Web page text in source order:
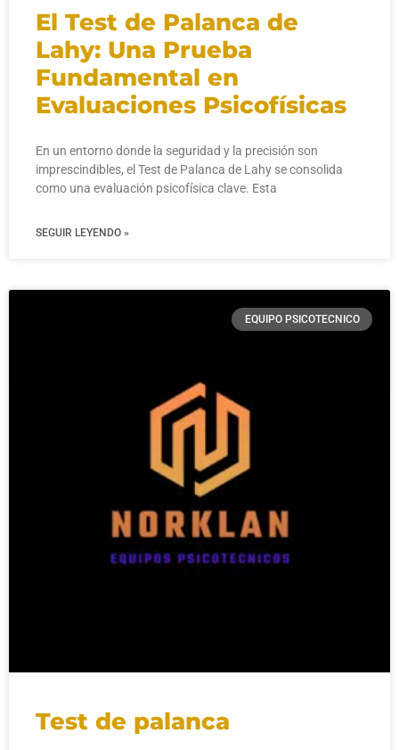
El Test de Palanca de
Lahy: Una Prueba
Fundamental en
Evaluaciones Psicofísicas
En un entorno donde la seguridad y la precisión son
imprescindibles, el Test de Palanca de Lahy se consolida
como una evaluación psicofísica clave. Esta
SEGUIR LEYENDO »
EQUIPO PSICOTECNICO
Test de palanca